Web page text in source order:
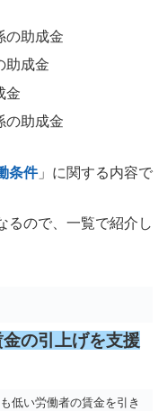
の助成金
助成金
金
の助成金
条件」に関する内容で
るので、一覧で紹介し
の引上げを支援
低い労働者の賃金を引き